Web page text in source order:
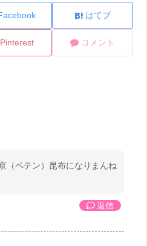
はてブ
Pinterest コメント
（ペテン）昆布になりまんね
返信